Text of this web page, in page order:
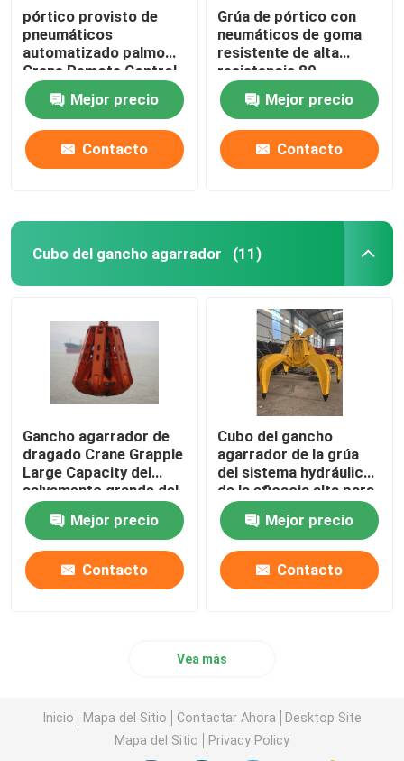
pórtico provisto de
pneumáticos
automatizado palmo
Crane Remote Control
de Rtg del pórtico del
18-35mMejor precio
Contacto
Grúa de pórtico con
neumáticos de goma
resistente de alta
resistencia 80
toneladas para al aire
libre
Mejor precio
Contacto
Cubo del gancho agarrador (11)
Gancho agarrador de
dragado Crane Grapple
Large Capacity del
salvamento grande del
arreglo para requisitos
particularesMejor precio
Contacto
Cubo del gancho
agarrador de la grúa
del sistema hydráulico
de la eficacia alta para
el acero del pedazo
fácil manejarMejor precio
Contacto
Vea más
Inicio Mapa del Sitio Contactar Ahora
Desktop Site
Mapa del Sitio
Privacy Policy